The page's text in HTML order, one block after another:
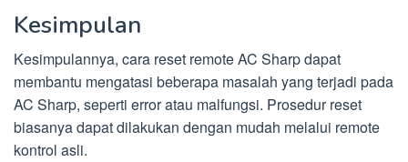
Kesimpulan
Kesimpulannya, cara reset remote AC Sharp dapat
membantu mengatasi beberapa masalah yang terjadi pada
AC Sharp, seperti error atau malfungsi. Prosedur reset
biasanya dapat dilakukan dengan mudah melalui remote
kontrol asli.